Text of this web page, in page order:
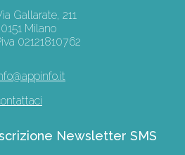
Gallarate, 211
Milano
02121810762
Newsletter SMS